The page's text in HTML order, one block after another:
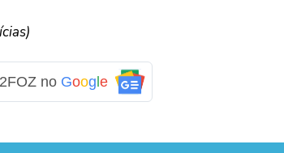
no Goog le